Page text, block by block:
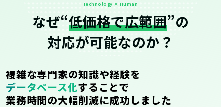
Technology × Human
なぜ“低価格で広範囲”の
対応が可能なのか？
複雑な専門家の知識や経験を
データベース化することで
業務時間の大幅削減に成功しました